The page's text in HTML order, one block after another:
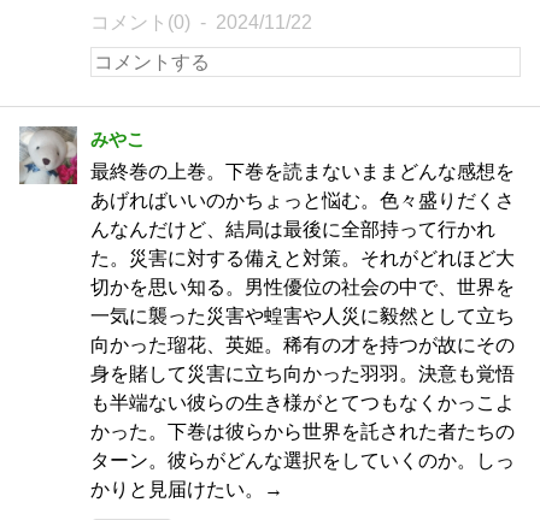
コメント(0) 2024/11/22
みやこ
最終巻の上巻。下巻を読まないままどんな感想を
あげればいいのかちょっと悩む。色々盛りだくさ
んなんだけど、結局は最後に全部持って行かれ
た。災害に対する備えと対策。それがどれほど大
切かを思い知る。男性優位の社会の中で、世界を
一気に襲った災害や蝗害や人災に毅然として立ち
向かった瑠花、英姫。稀有の才を持つが故にその
身を賭して災害に立ち向かった羽羽。決意も覚悟
も半端ない彼らの生き様がとてつもなくかっこよ
かった。下巻は彼らから世界を託された者たちの
ターン。彼らがどんな選択をしていくのか。しっ
かりと見届けたい。→